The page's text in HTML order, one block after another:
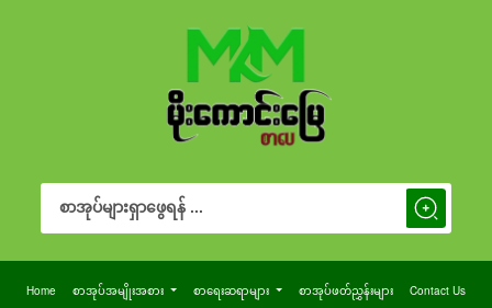
Search
for:
Search Button
Home စာအုပ်အမျိုးအစား စာရေးဆရာများ စာအုပ်ဖတ်ညွှန်းများ Contact Us